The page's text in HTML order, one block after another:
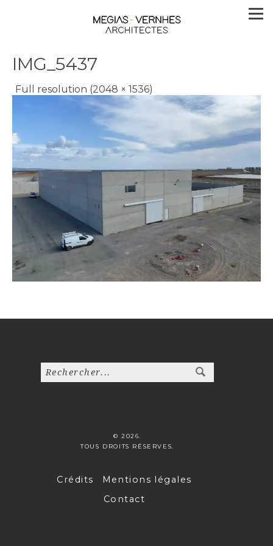
IMG_5437
Full resolution (2048 × 1536)
© 2026.
TOUS DROITS RÉSERVES.
Crédits
Mentions légales
Contact